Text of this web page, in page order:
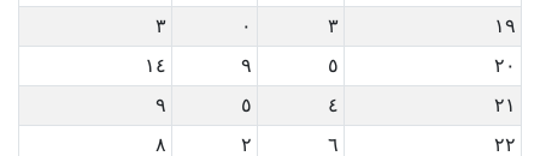
١٩
٣ ٠
٣
٢٠
٥ ٩
١٤
٢١
٤ ٥
٩
٢٢
٦ ٢
٨